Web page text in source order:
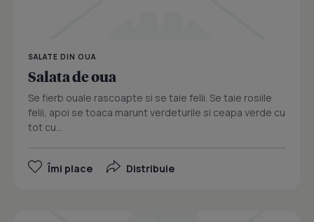
SALATE DIN OUA
Salata de oua
Se fierb ouale rascoapte si se taie felii. Se taie rosiile
felii, apoi se toaca marunt verdeturile si ceapa verde cu
tot cu...
Îmi place Distribuie